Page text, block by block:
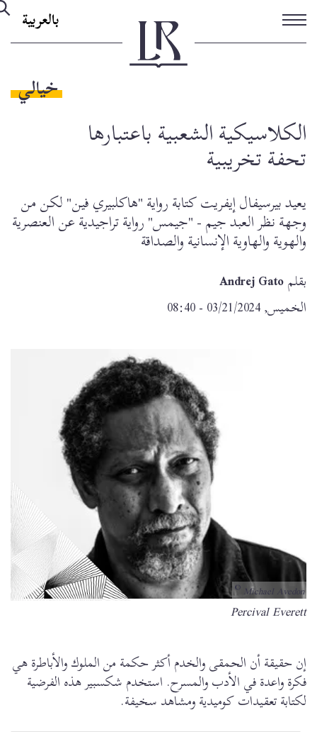
تجاوز
إلى
المحتوى
بالعربية
خيالي
الكلاسيكية الشعبية باعتبارها
تحفة تخريبية
يعيد بيرسيفال إيفريت كتابة رواية "هاكلبيري فين" لكن من
وجهة نظر العبد جيم - "جيمس" رواية تراجيدية عن العنصرية
والهوية والهاوية الإنسانية والصداقة
بقلمAndrej Gato
الخميس, 03/21/2024 - 08:40
Michael Avedon
Bildunterschrift
Percival Everett
إن حقيقة أن الحمقى والخدم أكثر حكمة من الملوك والأباطرة هي
فكرة واعدة في الأدب والمسرح. استخدم شكسبير هذه الفرضية
لكتابة تعقيدات كوميدية ومشاهد سخيفة.